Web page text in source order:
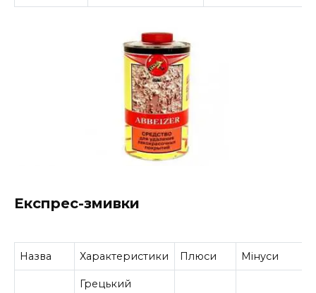
Експрес-змивки
Назва Характеристики Плюси Мінуси
Грецький